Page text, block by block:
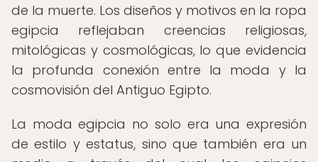
de la muerte. Los diseños y motivos en la ropa
egipcia reflejaban creencias religiosas,
mitológicas y cosmológicas, lo que evidencia
la profunda conexión entre la moda y la
cosmovisión del Antiguo Egipto.
La moda egipcia no solo era una expresión
de estilo y estatus, sino que también era un